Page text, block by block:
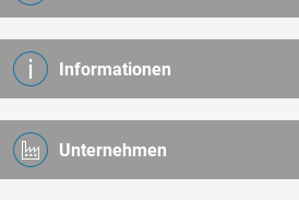
Informationen
Unternehmen